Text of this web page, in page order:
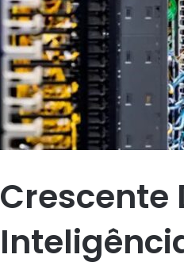
Crescente